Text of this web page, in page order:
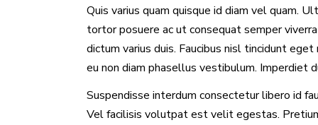
Quis varius quam quisque id diam vel quam.
tortor posuere ac ut consequat semper
dictum varius duis. Faucibus nisl tincidunt
eu non diam phasellus vestibulum. Imperdiet
Suspendisse interdum consectetur libero id
Vel facilisis volutpat est velit egestas.